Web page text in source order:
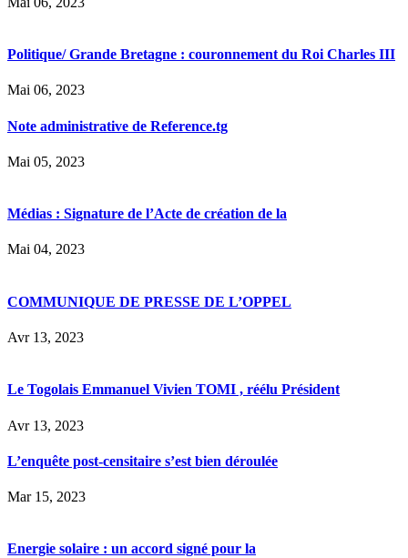
Politique/ Grande Bretagne : couronnement du Roi Charles III
Mai 06, 2023
Note administrative de Reference.tg
Mai 05, 2023
Médias : Signature de l’Acte de création de la
Mai 04, 2023
COMMUNIQUE DE PRESSE DE L’OPPEL
Avr 13, 2023
Le Togolais Emmanuel Vivien TOMI , réélu Président
Avr 13, 2023
L’enquête post-censitaire s’est bien déroulée
Mar 15, 2023
Energie solaire : un accord signé pour la